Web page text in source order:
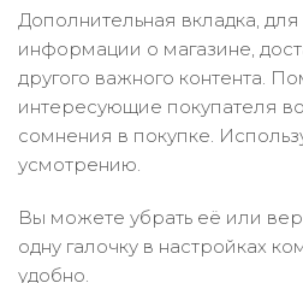
Дополнительная вкладка,
информации о магазине,
другого важного контента.
интересующие покупателя
сомнения в покупке.
усмотрению.
Вы можете убрать её или
одну галочку в настройках
удобно.